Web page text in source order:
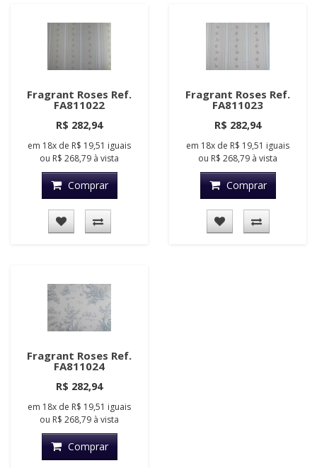
Fragrant Roses Ref.
FA811022
R$ 282,94
em 18x de R$ 19,51 iguais
ou R$ 268,79 à vista
Comprar
Fragrant Roses Ref.
FA811023
R$ 282,94
em 18x de R$ 19,51 iguais
ou R$ 268,79 à vista
Comprar
Fragrant Roses Ref.
FA811024
R$ 282,94
em 18x de R$ 19,51 iguais
ou R$ 268,79 à vista
Comprar